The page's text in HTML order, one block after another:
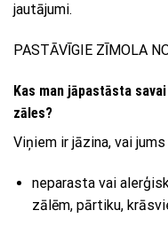
jautājumi.
PASTĀVĪGIE ZĪMOLA
Kas man jāpastāsta
zāles?
Viņiem ir jāzina, vai
neparasta vai
zālēm, pārtiku,